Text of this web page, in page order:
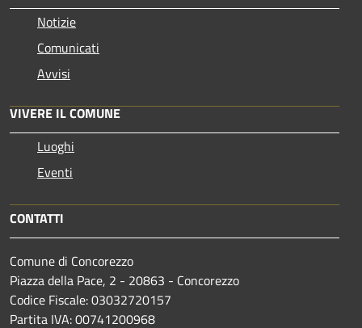
Notizie
Comunicati
Avvisi
VIVERE IL COMUNE
Luoghi
Eventi
CONTATTI
Comune di Concorezzo
Piazza della Pace, 2 - 20863 - Concorezzo
Codice Fiscale: 03032720157
Partita IVA: 00741200968